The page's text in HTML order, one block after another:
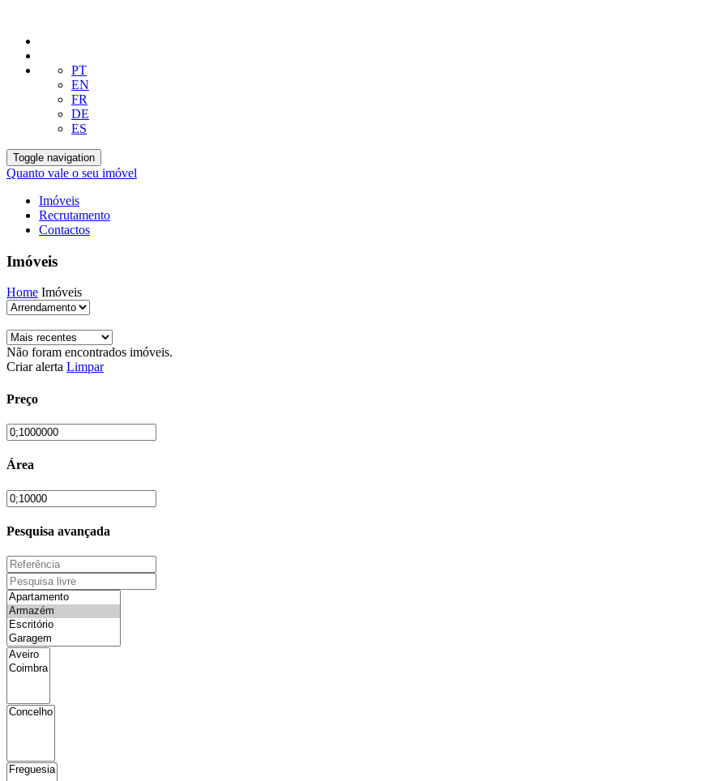
PT
EN
FR
DE
ES
Toggle navigation
Quanto vale o seu imóvel
Imóveis
Recrutamento
Contactos
Imóveis
Home Imóveis
Não foram encontrados imóveis.
Criar alerta Limpar
Preço
Área
Pesquisa avançada